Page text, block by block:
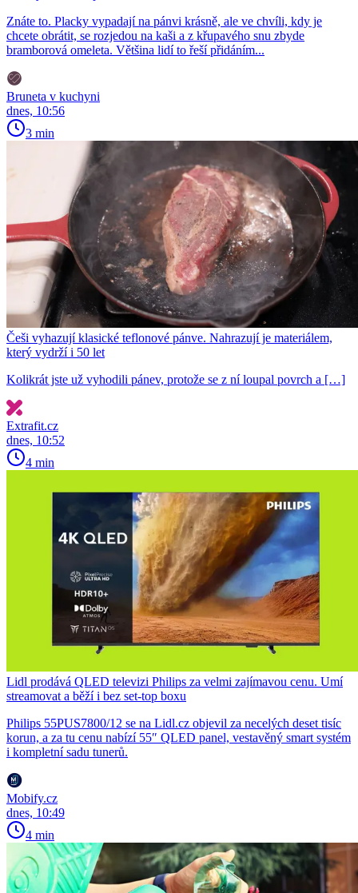
Znáte to. Placky vypadají na pánvi krásně, ale ve chvíli, kdy je
chcete obrátit, se rozjedou na kaši a z křupavého snu zbyde
bramborová omeleta. Většina lidí to řeší přidáním...
Bruneta v kuchyni
dnes, 10:56
3 min
Češi vyhazují klasické teflonové pánve. Nahrazují je materiálem,
který vydrží i 50 let
Kolikrát jste už vyhodili pánev, protože se z ní loupal povrch a […]
Extrafit.cz
dnes, 10:52
4 min
Lidl prodává QLED televizi Philips za velmi zajímavou cenu. Umí
streamovat a běží i bez set-top boxu
Philips 55PUS7800/12 se na Lidl.cz objevil za necelých deset tisíc
korun, a za tu cenu nabízí 55″ QLED panel, vestavěný smart systém
i kompletní sadu tunerů.
Mobify.cz
dnes, 10:49
4 min